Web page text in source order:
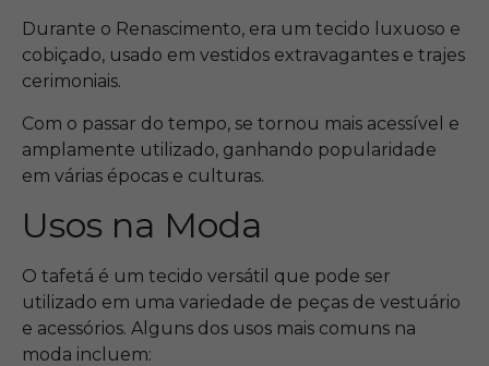
Durante o Renascimento, era um tecido luxuoso e
cobiçado, usado em vestidos extravagantes e trajes
cerimoniais.
Com o passar do tempo, se tornou mais acessível e
amplamente utilizado, ganhando popularidade
em várias épocas e culturas.
Usos na Moda
O tafetá é um tecido versátil que pode ser
utilizado em uma variedade de peças de vestuário
e acessórios. Alguns dos usos mais comuns na
moda incluem: